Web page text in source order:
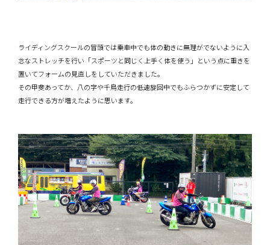
ライディングスクールの冒頭では乗車中でも体の動きに無理がでないように入
念なストレッチを行い「スポーツと同じく上手く体を使う」という点に重きを
置いてフォームの見直しをしていただきました。
その甲斐あってか、八の字や千鳥走行の低速旋回中でもふらつかずに安定して
走行できる方が増えたように思います。